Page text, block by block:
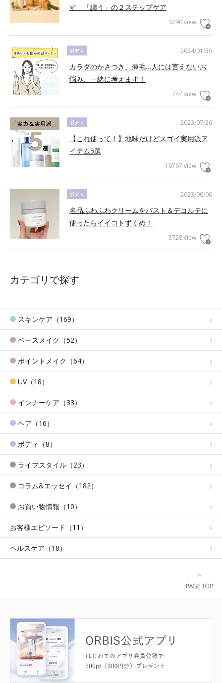
す」「纏う」の２ステップケア
3290 view
2024/01/30
ボディ
カラダのかさつき、薄毛…人には言えないお
悩み、一緒に考えます！
747 view
2023/07/26
ボディ
【これ使って！】地味だけどスゴイ実用派ア
イテム5選
10767 view
2023/06/06
ボディ
名品ふわふわクリームをバスト＆デコルテに
使ったらイイコトずくめ！
3728 view
カテゴリで探す
スキンケア（169）
ベースメイク（52）
ポイントメイク（64）
UV（18）
インナーケア（33）
ヘア（16）
ボディ（8）
ライフスタイル（23）
コラム&エッセイ（182）
お買い物情報（10）
お客様エピソード（11）
ヘルスケア（18）